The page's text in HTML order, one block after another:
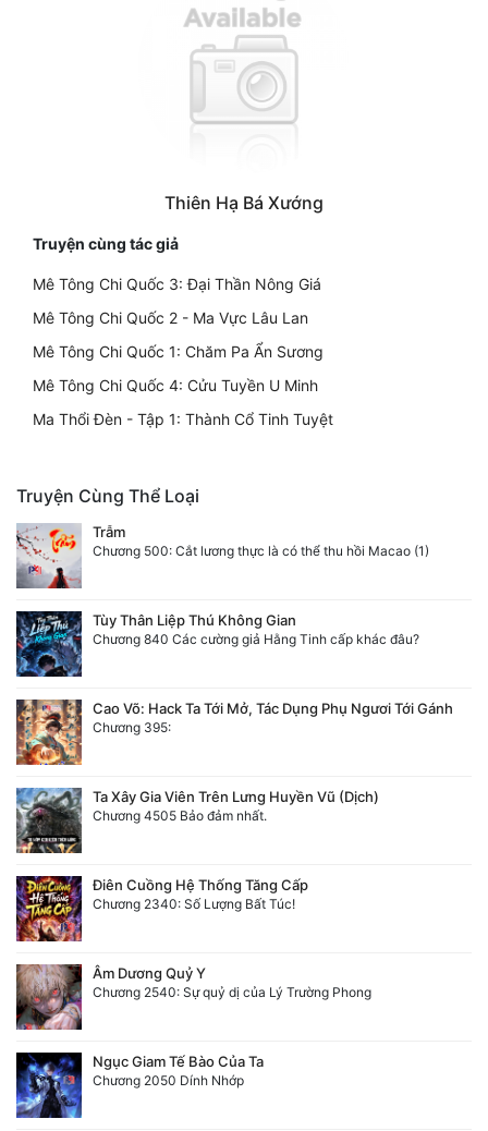
Thiên Hạ Bá Xướng
Truyện cùng tác giả
Mê Tông Chi Quốc 3: Đại Thần Nông Giá
Mê Tông Chi Quốc 2 - Ma Vực Lâu Lan
Mê Tông Chi Quốc 1: Chăm Pa Ẩn Sương
Mê Tông Chi Quốc 4: Cửu Tuyền U Minh
Ma Thổi Đèn - Tập 1: Thành Cổ Tinh Tuyệt
Truyện Cùng Thể Loại
Trẫm
Chương 500: Cắt lương thực là có thể thu hồi Macao (1)
Tùy Thân Liệp Thú Không Gian
Chương 840 Các cường giả Hằng Tinh cấp khác đâu?
Cao Võ: Hack Ta Tới Mở, Tác Dụng Phụ Ngươi Tới Gánh
Chương 395:
Ta Xây Gia Viên Trên Lưng Huyền Vũ (Dịch)
Chương 4505 Bảo đảm nhất.
Điên Cuồng Hệ Thống Tăng Cấp
Chương 2340: Số Lượng Bất Túc!
Âm Dương Quỷ Y
Chương 2540: Sự quỷ dị của Lý Trường Phong
Ngục Giam Tế Bào Của Ta
Chương 2050 Dính Nhớp